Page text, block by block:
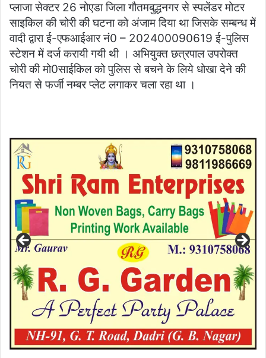
प्लाजा सेक्टर 26 नोएडा जिला गौतमबुद्धनगर से स्पलेंडर मोटर
साइकिल की चोरी की घटना को अंजाम दिया था जिसके सम्बन्ध में
वादी द्वारा ई-एफआईआर नं0 – 202400090619 ई-पुलिस
स्टेशन में दर्ज करायी गयी थी । अभियुक्त छत्रपाल उपरोक्त
चोरी की मो0साईकिल को पुलिस से बचने के लिये धोखा देने की
नियत से फर्जी नम्बर प्लेट लगाकर चला रहा था ।